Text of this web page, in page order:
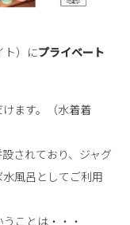
ト）にプライベート
ます。（水着着
されており、ジャグ
⾵呂としてご利⽤
ことは・・・